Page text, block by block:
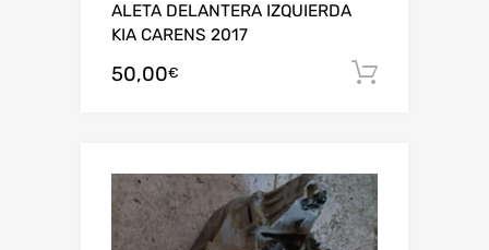
ALETA DELANTERA IZQUIERDA
KIA CARENS 2017
50,00€